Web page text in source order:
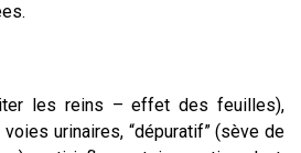
les reins – effet des feuilles),
urinaires, “dépuratif” (sève de